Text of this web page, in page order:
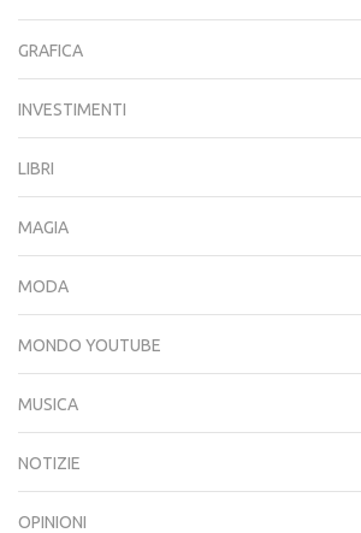
GRAFICA
INVESTIMENTI
LIBRI
MAGIA
MODA
MONDO YOUTUBE
MUSICA
NOTIZIE
OPINIONI